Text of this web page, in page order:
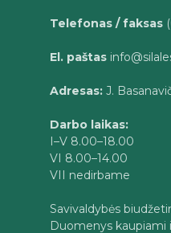
Telefonas / faksas
El. paštas
Adresas: J.
Darbo laikas:
I–V 8.00–18.00
VI 8.00–14.00
VII nedirbame
Savivaldybės
Duomenys kaupiami